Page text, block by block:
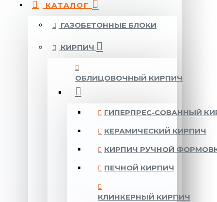
КАТАЛОГ
ГАЗОБЕТОННЫЕ БЛОКИ
КИРПИЧ
ОБЛИЦОВОЧНЫЙ КИРПИЧ
ГИПЕРПРЕС-СОВАННЫЙ
КЕРАМИЧЕСКИЙ КИРПИЧ
КИРПИЧ РУЧНОЙ
ПЕЧНОЙ КИРПИЧ
КЛИНКЕРНЫЙ КИРПИЧ